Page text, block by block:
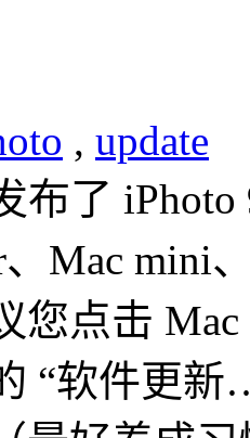
, update
了 iPhoto
Mac mini
您点击
“软件更